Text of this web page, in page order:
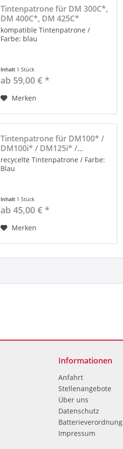
Tintenpatrone für DM 300C*,
DM 400C*, DM 425C*
kompatible Tintenpatrone /
Farbe: blau
Inhalt 1 Stück
ab 59,00 € *
Merken
Tintenpatrone für DM100* /
DM100i* / DM125i* /...
recycelte Tintenpatrone / Farbe:
Blau
Inhalt 1 Stück
ab 45,00 € *
Merken
Informationen
Anfahrt
Stellenangebote
Über uns
Datenschutz
Batterieverordnung
Impressum